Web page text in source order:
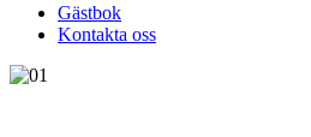
Gästbok
Kontakta oss